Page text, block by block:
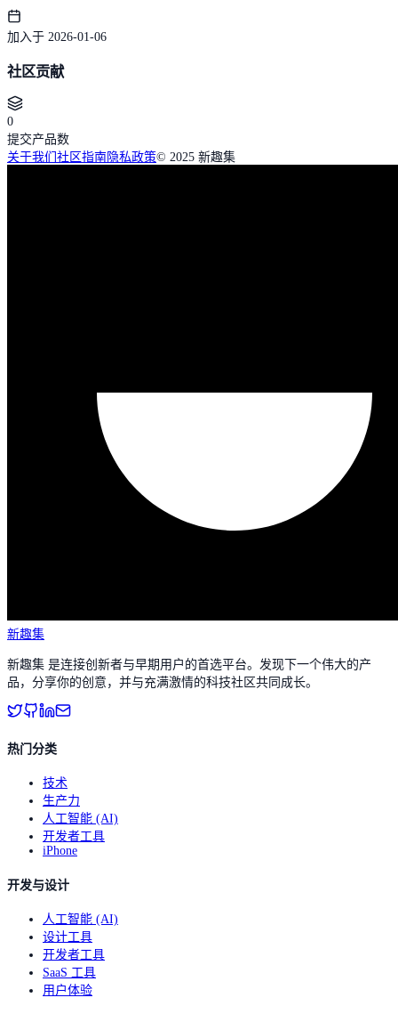
加入于 2026-01-06
社区贡献
0
提交产品数
关于我们 社区指南隐私政策© 2025 新趣集
新趣集
新趣集 是连接创新者与早期用户的首选平台。发现下一个伟大的产
品，分享你的创意，并与充满激情的科技社区共同成长。
热门分类
技术
生产力
人工智能 (AI)
开发者工具
iPhone
开发与设计
人工智能 (AI)
设计工具
开发者工具
SaaS 工具
用户体验